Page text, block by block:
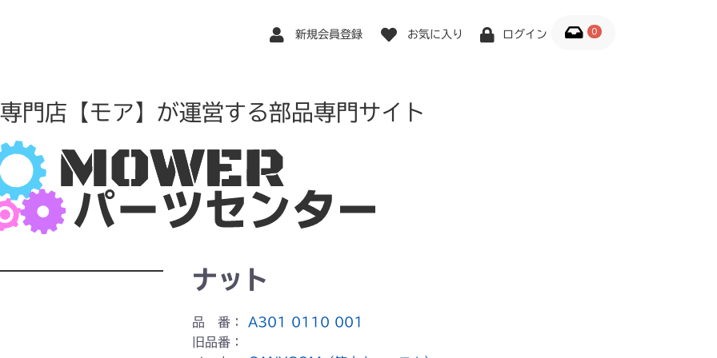
新規会員登録 お気に入り ログイン 0
門店【モア】が運営する部品専門サイト
ナット
品 番： A301 0110 001
旧品番：